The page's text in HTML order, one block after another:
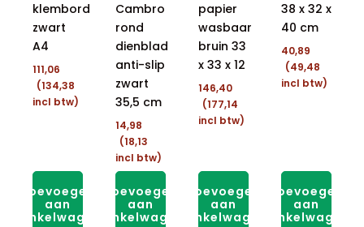
klembord
zwart
A4
111,06
(134,38
incl btw)
Toevoegen
aan
winkelwagen
Cambro
rond
dienblad
anti-slip
zwart
35,5 cm
14,98
(18,13
incl btw)
Toevoegen
aan
winkelwagen
papier
wasbaar
bruin 33
x 33 x 12
146,40
(177,14
incl btw)
Toevoegen
aan
winkelwagen
38 x 32 x
40 cm
40,89
(49,48
incl btw)
Toevoegen
aan
winkelwagen